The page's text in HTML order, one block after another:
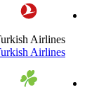
Turkish
Turkish